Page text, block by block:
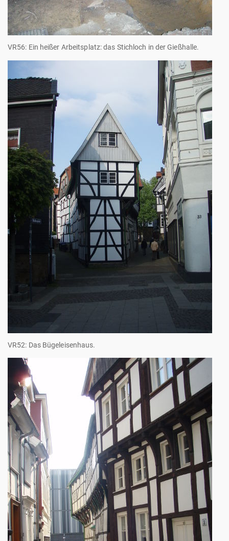
VR56: Ein heißer Arbeitsplatz: das Stichloch in der Gießhalle.
VR52: Das Bügeleisenhaus.